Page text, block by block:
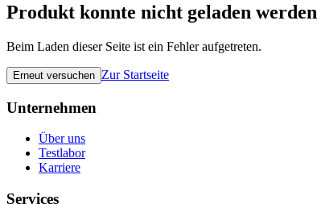
Produkt konnte nicht geladen werden
Beim Laden dieser Seite ist ein Fehler aufgetreten.
Erneut versuchen Zur Startseite
Unternehmen
Über uns
Testlabor
Karriere
Services